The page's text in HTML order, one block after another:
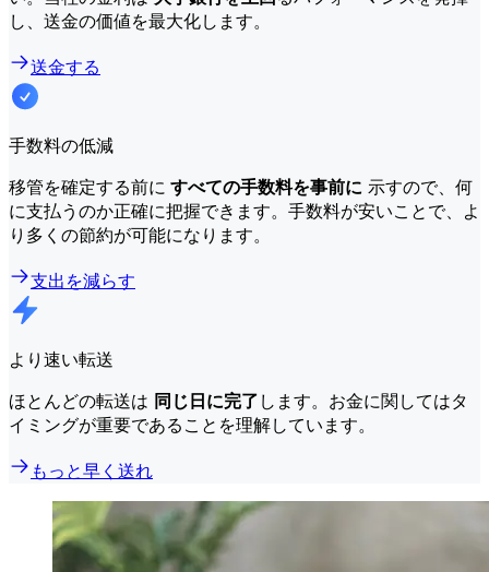
し、送金の価値を最大化します。
送金する
手数料の低減
移管を確定する前に すべての手数料を事前に 示すので、何
に支払うのか正確に把握できます。手数料が安いことで、よ
り多くの節約が可能になります。
支出を減らす
より速い転送
ほとんどの転送は 同じ日に完了 します。お金に関してはタ
イミングが重要であることを理解しています。
もっと早く送れ